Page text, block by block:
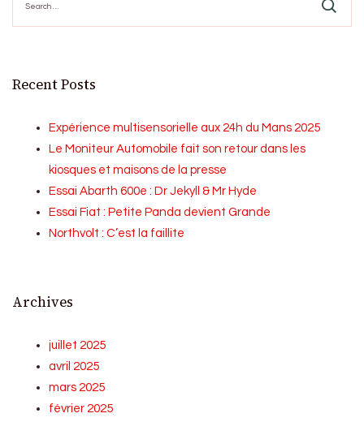
for:
Recent Posts
Expérience multisensorielle aux 24h du Mans 2025
Le Moniteur Automobile fait son retour dans les
kiosques et maisons de la presse
Essai Abarth 600e : Dr Jekyll & Mr Hyde
Essai Fiat : Petite Panda devient Grande
Northvolt : C’est la faillite
Archives
juillet 2025
avril 2025
mars 2025
février 2025